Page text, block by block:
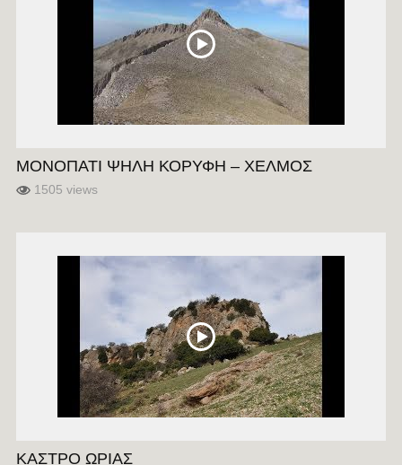
ΜΟΝΟΠΑΤΙ ΨΗΛΗ ΚΟΡΥΦΗ – ΧΕΛΜΟΣ
1505 views
ΚΑΣΤΡΟ ΩΡΙΑΣ